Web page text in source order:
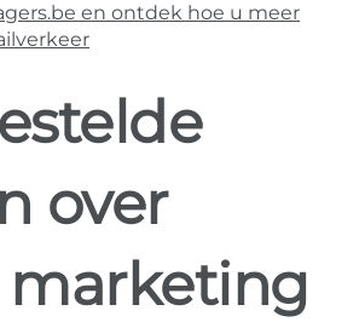
en ontdek hoe u meer
over